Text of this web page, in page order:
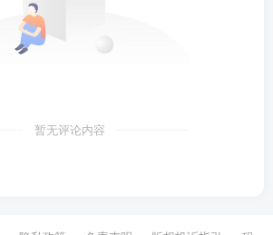
暂无评论内容